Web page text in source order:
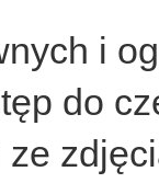
i
do
ze